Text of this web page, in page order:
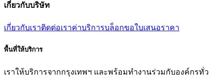
เกี่ยวกับบริษัท
เกี่ยวกับเราติดต่อเราค่าบริการบล็อกขอใบเสนอราคา
พื้นที่ให้บริการ
เราให้บริการจากกรุงเทพฯ และพร้อมทำงานร่วมกับองค์กรทั่ว